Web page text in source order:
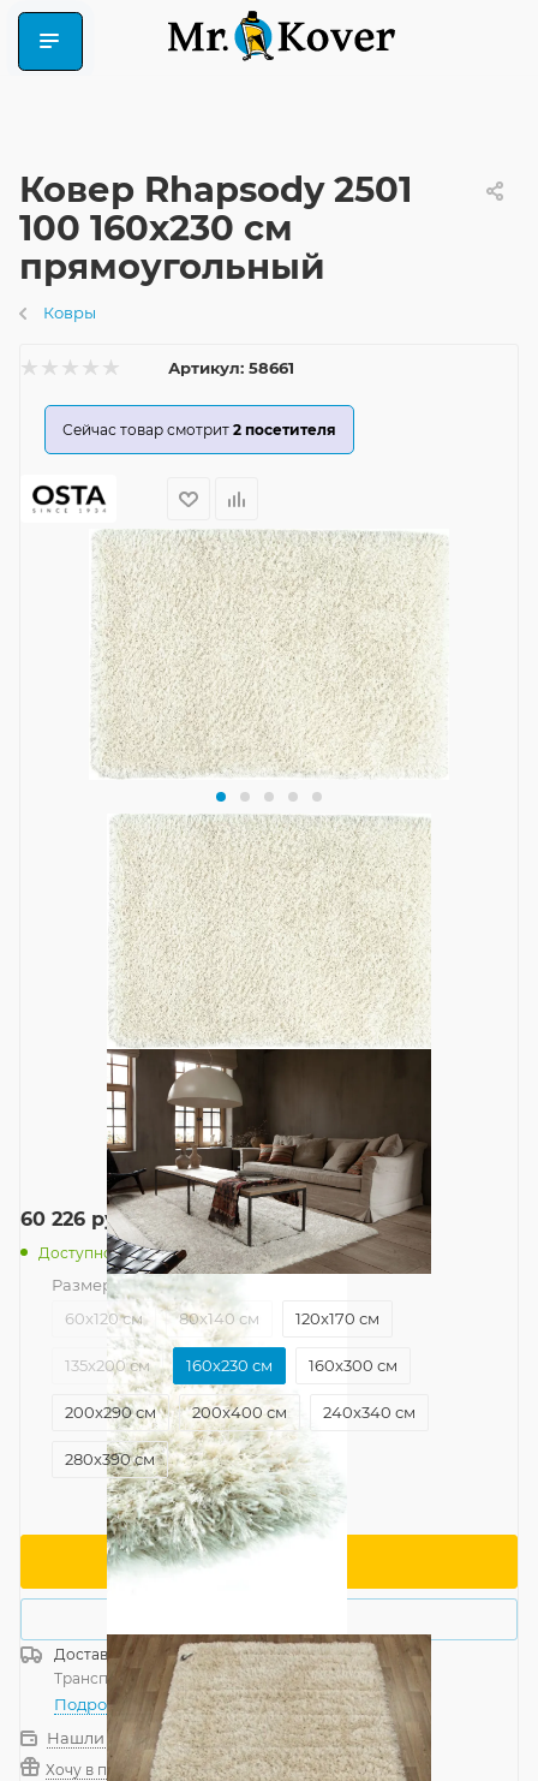
Ковер Rhapsody 2501
100 160x230 см
прямоугольный
Ковры
Артикул: 58661
Сейчас товар смотрит 2 посетителя
60 226 руб./шт
Доступно: 6
Размер —
160x230 см
60x120 см
80x140 см 120x170 см
135x200 см 160x230 см 160x300 см
200x290 см 200x400 см 240x340 см
280x390 см
Доставка
Россия
Транспортной компанией —бесплатно
Подробнее
Нашли дешевле?
Хочу в подарок